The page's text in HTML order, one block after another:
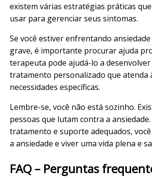
existem várias estratégias práticas
usar para gerenciar seus sintomas.
Se você estiver enfrentando
grave, é importante procurar ajuda
terapeuta pode ajudá-lo a
tratamento personalizado que atenda
necessidades específicas.
Lembre-se, você não está sozinho.
pessoas que lutam contra a ansiedade.
tratamento e suporte adequados,
a ansiedade e viver uma vida plena e
FAQ – Perguntas